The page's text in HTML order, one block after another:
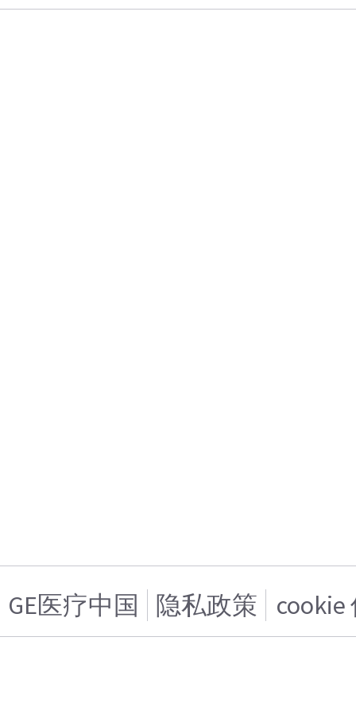
GE医疗中国 隐私政策 cookie